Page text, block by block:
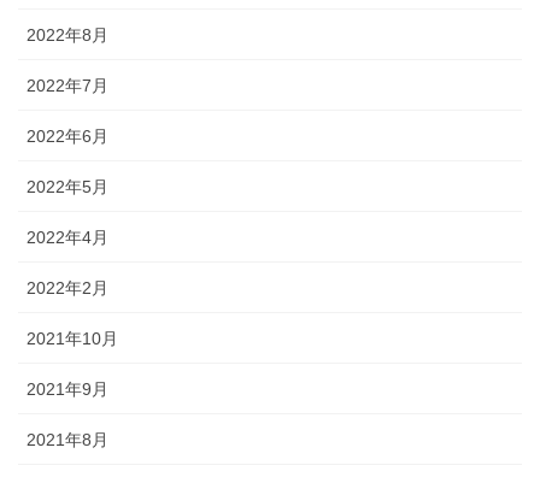
2022年8月
2022年7月
2022年6月
2022年5月
2022年4月
2022年2月
2021年10月
2021年9月
2021年8月